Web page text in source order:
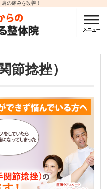
の痛みを改善！
節捻挫）